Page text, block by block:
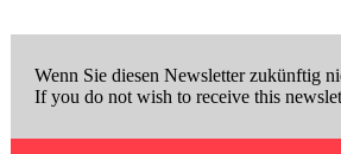
Wenn Sie diesen Newsletter zukünftig
If you do not wish to receive this